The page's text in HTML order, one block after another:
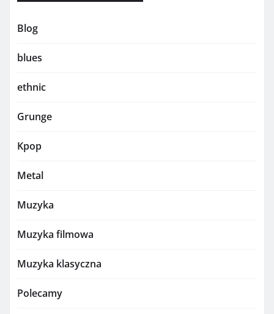
Blog
blues
ethnic
Grunge
Kpop
Metal
Muzyka
Muzyka filmowa
Muzyka klasyczna
Polecamy